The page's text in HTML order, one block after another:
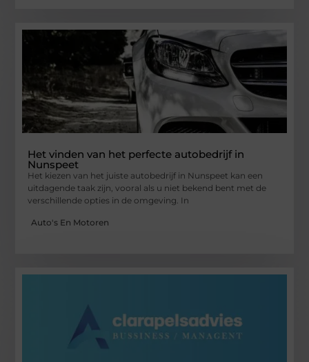
Het vinden van het perfecte autobedrijf in
Nunspeet
Het kiezen van het juiste autobedrijf in Nunspeet kan een
uitdagende taak zijn, vooral als u niet bekend bent met de
verschillende opties in de omgeving. In
Auto's En Motoren